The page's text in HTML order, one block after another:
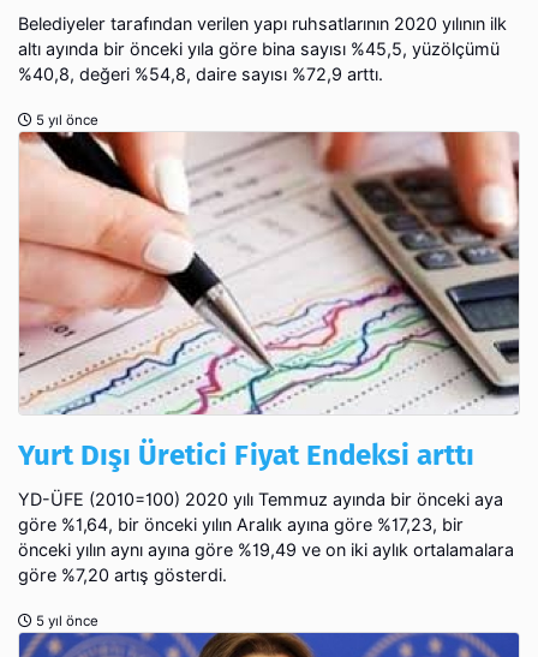
Belediyeler tarafından verilen yapı ruhsatlarının 2020 yılının ilk
altı ayında bir önceki yıla göre bina sayısı %45,5, yüzölçümü
%40,8, değeri %54,8, daire sayısı %72,9 arttı.
5 yıl önce
Yurt Dışı Üretici Fiyat Endeksi arttı
YD-ÜFE (2010=100) 2020 yılı Temmuz ayında bir önceki aya
göre %1,64, bir önceki yılın Aralık ayına göre %17,23, bir
önceki yılın aynı ayına göre %19,49 ve on iki aylık ortalamalara
göre %7,20 artış gösterdi.
5 yıl önce